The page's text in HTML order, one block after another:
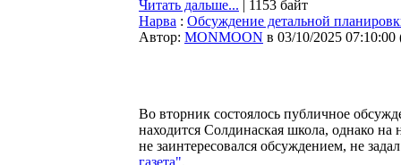
Читать дальше... | 1153 байт
Нарва : Обсуждение детальной
Автор: MONMOON в 03/10/2025 07:10:00
Во вторник состоялось публичное
находится Солдинаская школа, однако
не заинтересовался обсуждением, не
газета".